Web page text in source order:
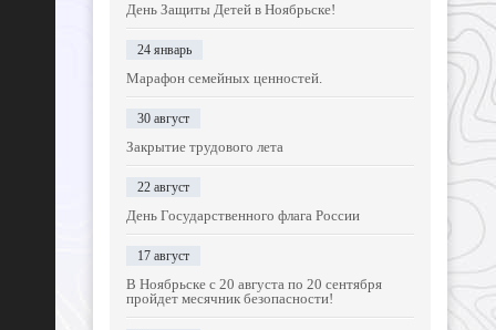
День Защиты Детей в Ноябрьске!
24 январь
Марафон семейных ценностей.
30 август
Закрытие трудового лета
22 август
День Государственного флага России
17 август
В Ноябрьске с 20 августа по 20 сентября
пройдет месячник безопасности!